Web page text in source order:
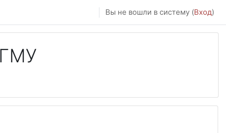
Вы не вошли в систему (Вход)